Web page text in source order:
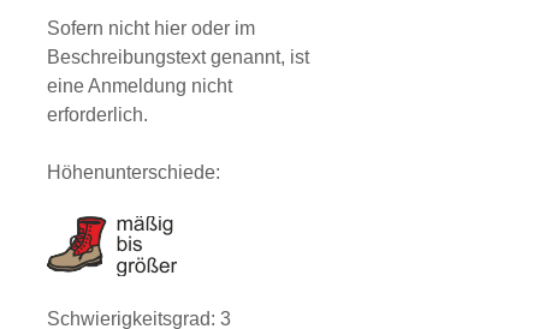
Sofern nicht hier oder im
Beschreibungstext genannt, ist
eine Anmeldung nicht
erforderlich.
Höhenunterschiede:
Schwierigkeitsgrad: 3